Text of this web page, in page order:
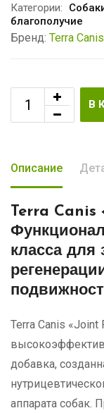
Категории:
благополучие
Бренд: Terra Canis
В
Описание
Terra Canis
класса для
Terra Canis «Joint
добавка,
аппарата собак.